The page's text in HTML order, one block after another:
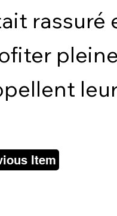
rassuré
Item